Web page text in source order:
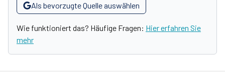
Als bevorzugte Quelle auswählen
Wie funktioniert das? Häufige Fragen: Hier erfahren Sie
mehr